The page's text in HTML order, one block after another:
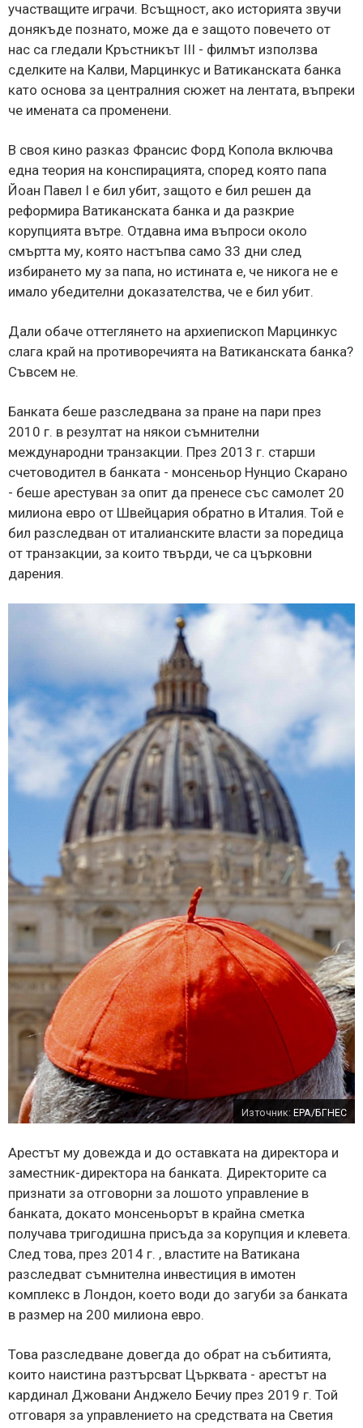
участващите играчи. Всъщност, ако историята звучи
донякъде познато, може да е защото повечето от
нас са гледали Кръстникът III - филмът използва
сделките на Калви, Марцинкус и Ватиканската банка
като основа за централния сюжет на лентата, въпреки
че имената са променени.
В своя кино разказ Франсис Форд Копола включва
една теория на конспирацията, според която папа
Йоан Павел I е бил убит, защото е бил решен да
реформира Ватиканската банка и да разкрие
корупцията вътре. Отдавна има въпроси около
смъртта му, която настъпва само 33 дни след
избирането му за папа, но истината е, че никога не е
имало убедителни доказателства, че е бил убит.
Дали обаче оттеглянето на архиепископ Марцинкус
слага край на противоречията на Ватиканската банка?
Съвсем не.
Банката беше разследвана за пране на пари през
2010 г. в резултат на някои съмнителни
международни транзакции. През 2013 г. старши
счетоводител в банката - монсеньор Нунцио Скарано
- беше арестуван за опит да пренесе със самолет 20
милиона евро от Швейцария обратно в Италия. Той е
бил разследван от италианските власти за поредица
от транзакции, за които твърди, че са църковни
дарения.
Източник: EPA/БГНЕС
Арестът му довежда и до оставката на директора и
заместник-директора на банката. Директорите са
признати за отговорни за лошото управление в
банката, докато монсеньорът в крайна сметка
получава тригодишна присъда за корупция и клевета.
След това, през 2014 г. , властите на Ватикана
разследват съмнителна инвестиция в имотен
комплекс в Лондон, което води до загуби за банката
в размер на 200 милиона евро.
Това разследване довегда до обрат на събитията,
които наистина разтърсват Църквата - арестът на
кардинал Джовани Анджело Бечиу през 2019 г. Той
отговаря за управлението на средствата на Светия